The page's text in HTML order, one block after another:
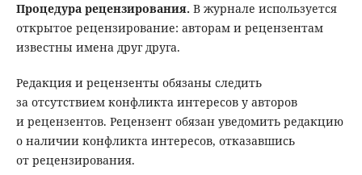
Процедура рецензирования. В журнале используется
открытое рецензирование: авторам и рецензентам
известны имена друг друга.
Редакция и рецензенты обязаны следить
за отсутствием конфликта интересов у авторов
и рецензентов. Рецензент обязан уведомить редакцию
о наличии конфликта интересов, отказавшись
от рецензирования.